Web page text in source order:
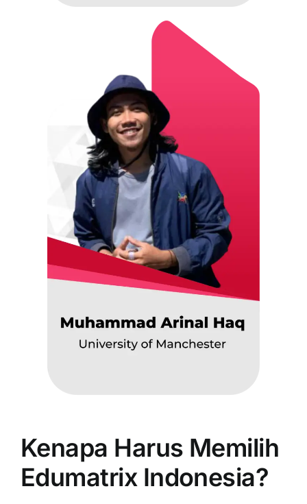
Kenapa Harus Memilih
Edumatrix Indonesia?